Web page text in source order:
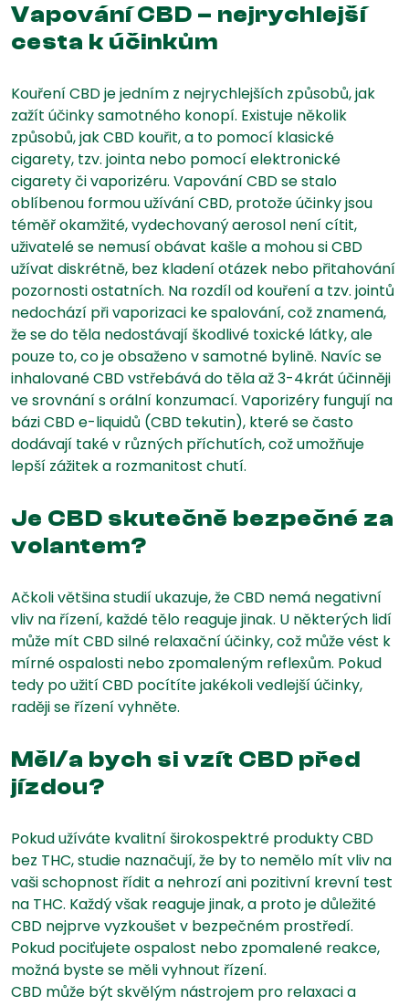
Vapování CBD – nejrychlejší
cesta k účinkům
Kouření CBD je jedním z nejrychlejších způsobů, jak
zažít účinky samotného konopí. Existuje několik
způsobů, jak CBD kouřit, a to pomocí klasické
cigarety, tzv. jointa nebo pomocí elektronické
cigarety či vaporizéru. Vapování CBD se stalo
oblíbenou formou užívání CBD, protože účinky jsou
téměř okamžité, vydechovaný aerosol není cítit,
uživatelé se nemusí obávat kašle a mohou si CBD
užívat diskrétně, bez kladení otázek nebo přitahování
pozornosti ostatních. Na rozdíl od kouření a tzv. jointů
nedochází při vaporizaci ke spalování, což znamená,
že se do těla nedostávají škodlivé toxické látky, ale
pouze to, co je obsaženo v samotné bylině. Navíc se
inhalované CBD vstřebává do těla až 3-4krát účinněji
ve srovnání s orální konzumací. Vaporizéry fungují na
bázi CBD e-liquidů (CBD tekutin), které se často
dodávají také v různých příchutích, což umožňuje
lepší zážitek a rozmanitost chutí.
Je CBD skutečně bezpečné za
volantem?
Ačkoli většina studií ukazuje, že CBD nemá negativní
vliv na řízení, každé tělo reaguje jinak. U některých lidí
může mít CBD silné relaxační účinky, což může vést k
mírné ospalosti nebo zpomaleným reflexům. Pokud
tedy po užití CBD pocítíte jakékoli vedlejší účinky,
raději se řízení vyhněte.
Měl/a bych si vzít CBD před
jízdou?
Pokud užíváte kvalitní širokospektré produkty CBD
bez THC, studie naznačují, že by to nemělo mít vliv na
vaši schopnost řídit a nehrozí ani pozitivní krevní test
na THC. Každý však reaguje jinak, a proto je důležité
CBD nejprve vyzkoušet v bezpečném prostředí.
Pokud pociťujete ospalost nebo zpomalené reakce,
možná byste se měli vyhnout řízení.
CBD může být skvělým nástrojem pro relaxaci a